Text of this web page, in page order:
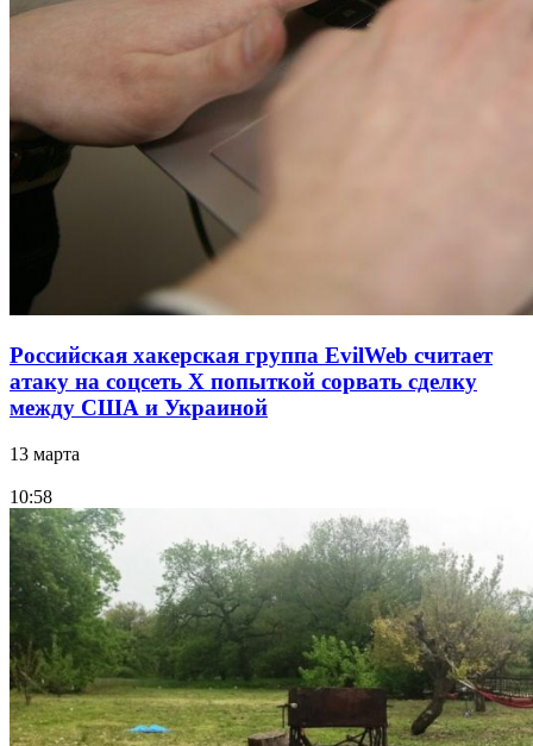
Российская хакерская группа EvilWeb считает
атаку на соцсеть Х попыткой сорвать сделку
между США и Украиной
13 марта
10:58